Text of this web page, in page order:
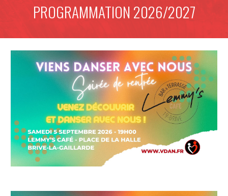
PROGRAMMATION 2026/2027